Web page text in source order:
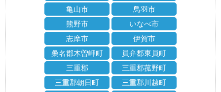
亀山市
鳥羽市
熊野市
いなべ市
志摩市
伊賀市
桑名郡木曽岬町
員弁郡東員町
三重郡
三重郡菰野町
三重郡朝日町
三重郡川越町